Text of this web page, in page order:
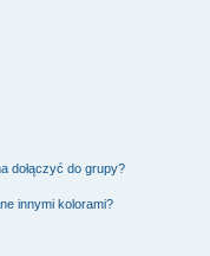
dołączyć do grupy?
innymi kolorami?